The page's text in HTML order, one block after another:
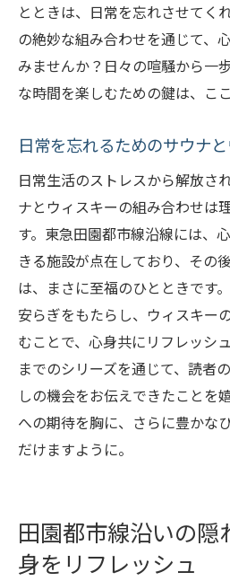
とときは、日常を忘れさせてく
の絶妙な組み合わせを通じて、
みませんか？日々の喧騒から一
な時間を楽しむための鍵は、こ
日常を忘れるためのサウナ
日常生活のストレスから解放さ
ナとウィスキーの組み合わせは
す。東急田園都市線沿線には、
きる施設が点在しており、その
は、まさに至福のひとときです
安らぎをもたらし、ウィスキー
むことで、心身共にリフレッシ
までのシリーズを通じて、読者
しの機会をお伝えできたことを
への期待を胸に、さらに豊かな
だけますように。
田園都市線沿いの隠
身をリフレッシュ